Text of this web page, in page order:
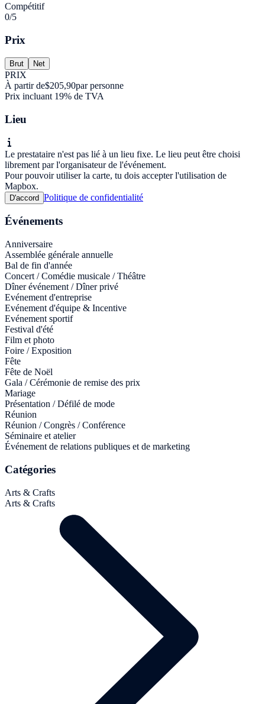
Compétitif
0/5
Prix
Brut Net
PRIX
À partir de$205,90par personne
Prix incluant 19% de TVA
Lieu
Le prestataire n'est pas lié à un lieu fixe. Le lieu peut être choisi
librement par l'organisateur de l'événement.
Pour pouvoir utiliser la carte, tu dois accepter l'utilisation de
Mapbox.
D'accord Politique de confidentialité
Événements
Anniversaire
Assemblée générale annuelle
Bal de fin d'année
Concert / Comédie musicale / Théâtre
Dîner événement / Dîner privé
Evénement d'entreprise
Evénement d'équipe & Incentive
Evénement sportif
Festival d'été
Film et photo
Foire / Exposition
Fête
Fête de Noël
Gala / Cérémonie de remise des prix
Mariage
Présentation / Défilé de mode
Réunion
Réunion / Congrès / Conférence
Séminaire et atelier
Événement de relations publiques et de marketing
Catégories
Arts & Crafts
Arts & Crafts